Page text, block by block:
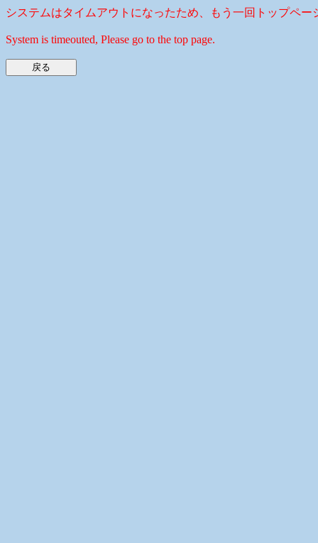
システムはタイムアウトになったため、もう一回トップペー
System is timeouted, Please go to the top page.